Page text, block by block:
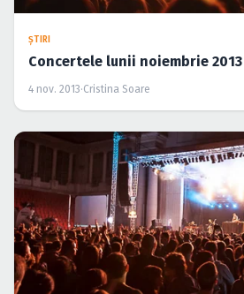
ŞTIRI
Concertele lunii noiembrie 2013
4 nov. 2013·Cristina Soare